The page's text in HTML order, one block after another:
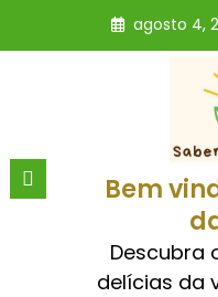
o
agosto 4,
Bem
Descubra
delícias da